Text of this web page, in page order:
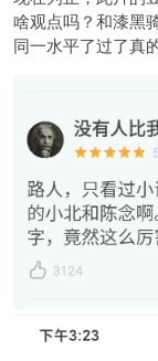
啥观点吗？和漆黑
同一水平了过了真